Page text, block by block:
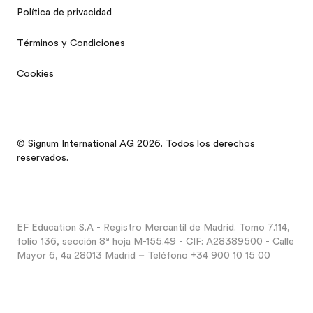
Política de privacidad
Términos y Condiciones
Cookies
© Signum International AG 2026. Todos los derechos
reservados.
EF Education S.A - Registro Mercantil de Madrid. Tomo 7.114,
folio 136, sección 8ª hoja M-155.49 - CIF: A28389500 - Calle
Mayor 6, 4a 28013 Madrid – Teléfono +34 900 10 15 00